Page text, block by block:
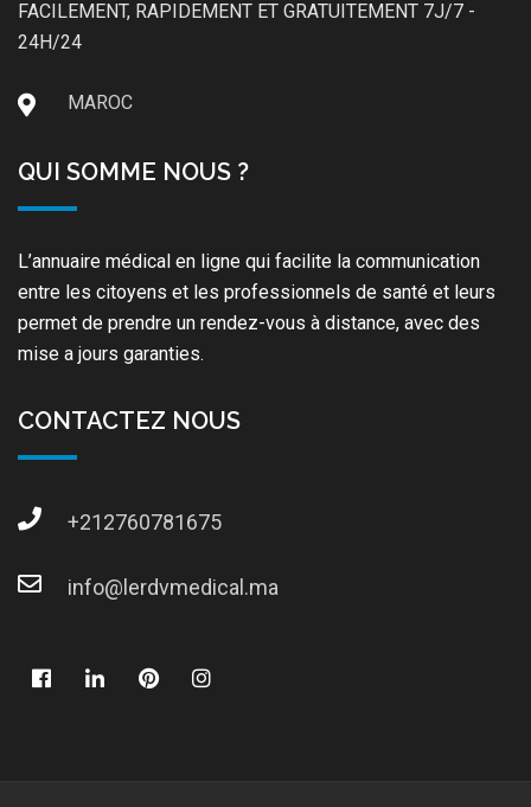
FACILEMENT, RAPIDEMENT ET GRATUITEMENT 7J/7 -
24H/24
MAROC
QUI SOMME NOUS ?
L’annuaire médical en ligne qui facilite la communication
entre les citoyens et les professionnels de santé et leurs
permet de prendre un rendez-vous à distance, avec des
mise a jours garanties.
CONTACTEZ NOUS
+212760781675
info@lerdvmedical.ma